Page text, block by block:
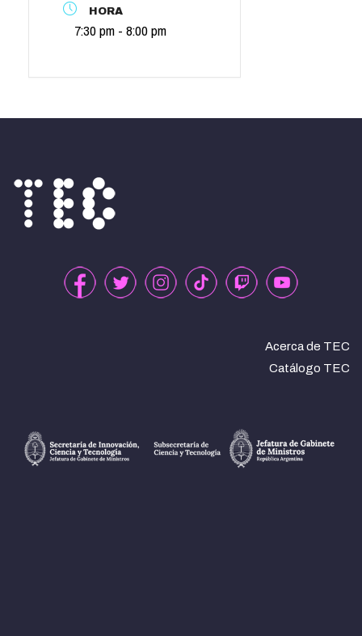
HORA
7:30 pm - 8:00 pm
Acerca de TEC
Catálogo TEC